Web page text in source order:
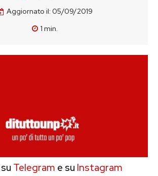
Aggiornato il: 05/09/2019
1 min.
Telegram e su Instagram